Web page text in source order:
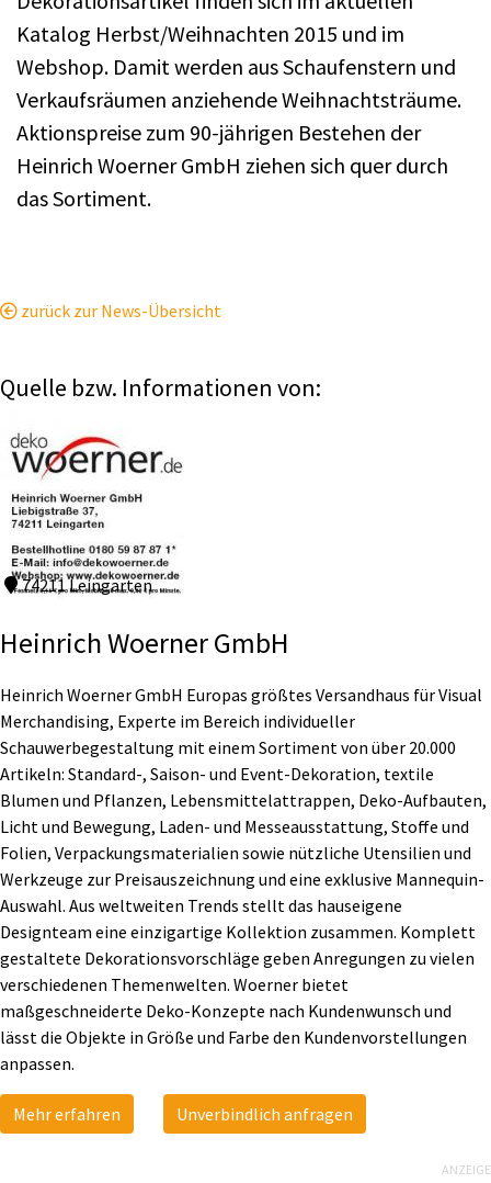
Katalog Herbst/Weihnachten 2015 und im
Webshop. Damit werden aus Schaufenstern und
Verkaufsräumen anziehende Weihnachtsträume.
Aktionspreise zum 90-jährigen Bestehen der
Heinrich Woerner GmbH ziehen sich quer durch
das Sortiment.
zurück zur News-Übersicht
Quelle bzw. Informationen von:
74211 Leingarten
Heinrich Woerner GmbH
Heinrich Woerner GmbH Europas größtes Versandhaus für Visual
Merchandising, Experte im Bereich individueller
Schauwerbegestaltung mit einem Sortiment von über 20.000
Artikeln: Standard-, Saison- und Event-Dekoration, textile
Blumen und Pflanzen, Lebensmittelattrappen, Deko-Aufbauten,
Licht und Bewegung, Laden- und Messeausstattung, Stoffe und
Folien, Verpackungsmaterialien sowie nützliche Utensilien und
Werkzeuge zur Preisauszeichnung und eine exklusive Mannequin-
Auswahl. Aus weltweiten Trends stellt das hauseigene
Designteam eine einzigartige Kollektion zusammen. Komplett
gestaltete Dekorationsvorschläge geben Anregungen zu vielen
verschiedenen Themenwelten. Woerner bietet
maßgeschneiderte Deko-Konzepte nach Kundenwunsch und
lässt die Objekte in Größe und Farbe den Kundenvorstellungen
anpassen.
Mehr erfahren Unverbindlich anfragen
ANZEIGE